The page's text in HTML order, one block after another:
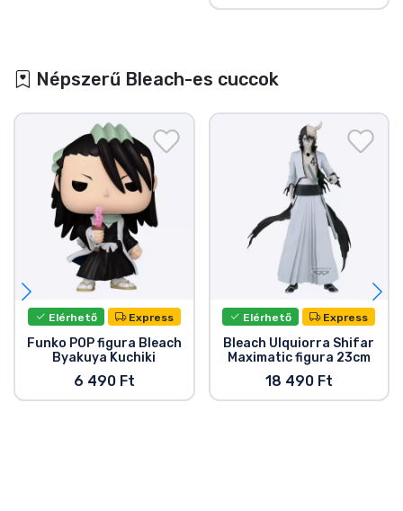
Népszerű Bleach-es cuccok
Elérhető Express
Funko POP figura Bleach
Byakuya Kuchiki
6 490 Ft
Elérhető Express
Bleach Ulquiorra Shifar
Maximatic figura 23cm
18 490 Ft